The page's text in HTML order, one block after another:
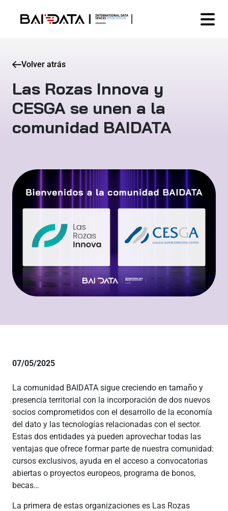
Volver atrás
Las Rozas Innova y
CESGA se unen a la
comunidad BAIDATA
07/05/2025
La comunidad BAIDATA sigue creciendo en tamaño y
presencia territorial con la incorporación de dos nuevos
socios comprometidos con el desarrollo de la economía
del dato y las tecnologías relacionadas con el sector.
Estas dos entidades ya pueden aprovechar todas las
ventajas que ofrece formar parte de nuestra comunidad:
cursos exclusivos, ayuda en el acceso a convocatorias
abiertas o proyectos europeos, programa de bonos,
becas…
La primera de estas organizaciones es Las Rozas